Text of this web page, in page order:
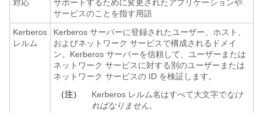
対応
サポートするために変更されたアプリケーションや
サービスのことを指す用語
Kerberos
レルム
Kerberos サーバーに登録されたユーザー、ホスト、
およびネットワーク サービスで構成されるドメイ
ン。Kerberos サーバーを信頼して、ユーザーまたは
ネットワーク サービスに対する別のユーザーまたは
ネットワーク サービスの ID を検証します。
（注）
Kerberos レルム名はすべて大文字でなけ
ればなりません。